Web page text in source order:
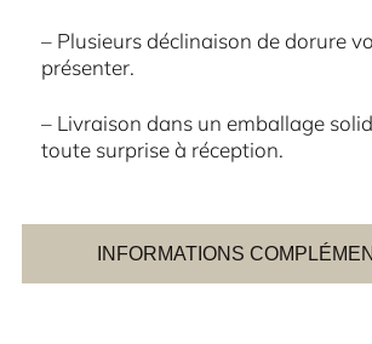
INFORMATIONS
– Plusieurs déclinaison de dorure
présenter.
– Livraison dans un emballage
toute surprise à réception.